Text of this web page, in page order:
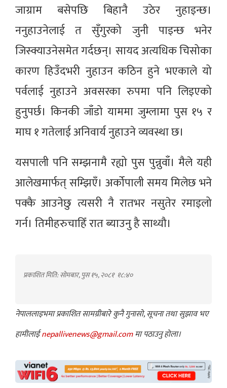
जाग्राम बसेपछि बिहानै उठेर नुहाइन्छ।
ननुहाउनेलाई त सुँगुरको जुनी पाइन्छ भनेर
जिस्क्याउनेसमेत गर्दछन्। सायद अत्यधिक चिसोका
कारण हिउँदभरी नुहाउन कठिन हुने भएकाले यो
पर्वलाई नुहाउने अवसरका रुपमा पनि लिइएको
हुनुपर्छ। किनकी जाँडो याममा जुम्लामा पुस १५ र
माघ १ गतेलाई अनिवार्य नुहाउने व्यवस्था छ।
यसपाली पनि सम्झनामै रह्यो पुस पुन्नुवाँ। मैले यही
आलेखमार्फत् सम्झिएँ। अर्कोपाली समय मिलेछ भने
पक्कै आउनेछु त्यसरी नै रातभर नसुतेर रमाइलो
गर्न। तिमीहरुचाहिँ रात ब्याउनु है साथ्यौ।
प्रकाशित मिति: सोमबार, पुस १५, २०८१ १८:४०
नेपाललाइभमा प्रकाशित सामग्रीबारे कुनै गुनासो, सूचना तथा सुझाव भए
हामीलाईnepallivenews@gmail.comमा पठाउनु होला।